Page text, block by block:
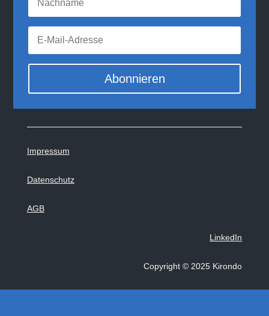
Abonnieren
Impressum
Datenschutz
AGB
LinkedIn
Copyright© 2025 Kirondo